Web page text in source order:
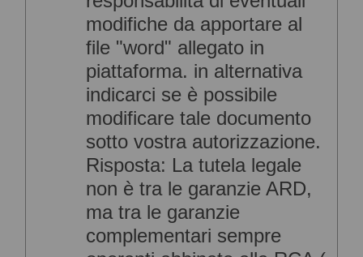
modifiche da apportare al
file "word" allegato in
piattaforma. in alternativa
indicarci se è possibile
modificare tale documento
sotto vostra autorizzazione.
Risposta: La tutela legale
non è tra le garanzie ARD,
ma tra le garanzie
complementari sempre